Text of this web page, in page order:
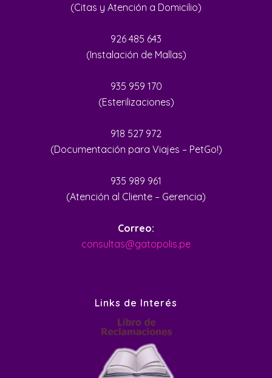
(Citas y Atención a Domicilio)
926 485 643
(Instalación de Mallas)
935 959 170
(Esterilizaciones)
918 527 972
(Documentación para Viajes – PetGo!)
935 989 961
(Atención al Cliente – Gerencia)
Correo:
consultas@gatopolis.pe
Links de Interés